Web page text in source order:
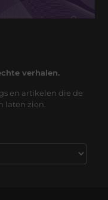
verhalen.
en artikelen die de
laten zien.